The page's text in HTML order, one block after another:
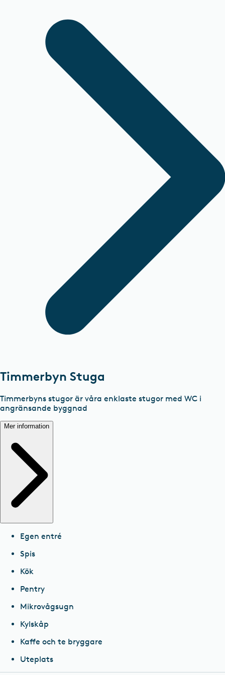
Timmerbyn Stuga
Timmerbyns stugor är våra enklaste stugor med WC i
angränsande byggnad
Mer information
Egen entré
Spis
Kök
Pentry
Mikrovågsugn
Kylskåp
Kaffe och te bryggare
Uteplats